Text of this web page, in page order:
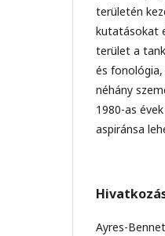
területén
kutatásokat
terület a
és
néhány
1980-as
aspiránsa
Ayres-